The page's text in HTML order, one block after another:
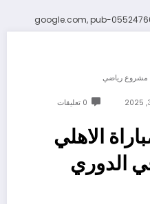
google.com, pub-
مشروع رياضي
0 تعليقات
الاهلي
(2-1) في الدوري